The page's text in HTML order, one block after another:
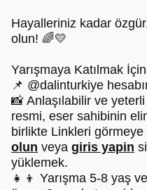
Hayalleriniz kadar
olun! 🌈💛
Yarışmaya Katılmak
📌 @dalinturkiye
📸 Anlaşılabilir ve
resmi, eser sahibinin
birlikte Linkleri
olun veya giris yapin
yüklemek.
👧👦 Yarışma 5-8 yaş